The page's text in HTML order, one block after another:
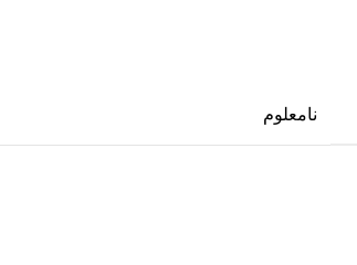
نامعلوم